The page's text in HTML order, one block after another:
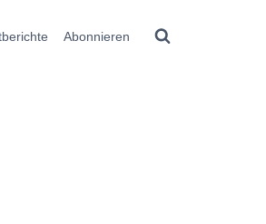
Abonnieren